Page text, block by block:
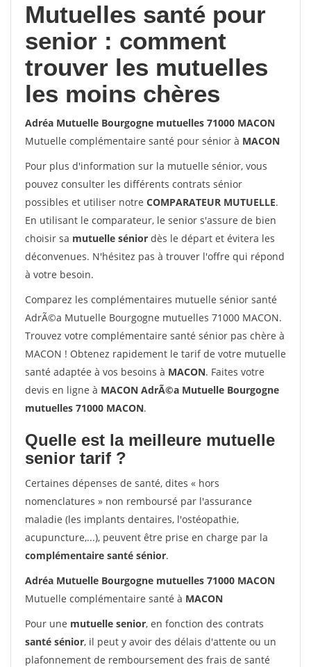
Mutuelles santé pour
senior : comment
trouver les mutuelles
les moins chères
Adréa Mutuelle Bourgogne mutuelles 71000 MACON
Mutuelle complémentaire santé pour sénior à MACON
Pour plus d'information sur la mutuelle sénior, vous
pouvez consulter les différents contrats sénior
possibles et utiliser notre COMPARATEUR MUTUELLE.
En utilisant le comparateur, le senior s'assure de bien
choisir sa mutuelle sénior dès le départ et évitera les
déconvenues. N'hésitez pas à trouver l'offre qui répond
à votre besoin.
Comparez les complémentaires mutuelle sénior santé
AdrÃ©a Mutuelle Bourgogne mutuelles 71000 MACON.
Trouvez votre complémentaire santé sénior pas chère à
MACON ! Obtenez rapidement le tarif de votre mutuelle
santé adaptée à vos besoins à MACON. Faites votre
devis en ligne à MACON AdrÃ©a Mutuelle Bourgogne
mutuelles 71000 MACON.
Quelle est la meilleure mutuelle
senior tarif ?
Certaines dépenses de santé, dites « hors
nomenclatures » non remboursé par l'assurance
maladie (les implants dentaires, l'ostéopathie,
acupuncture,...), peuvent être prise en charge par la
complémentaire santé sénior.
Adréa Mutuelle Bourgogne mutuelles 71000 MACON
Mutuelle complémentaire santé à MACON
Pour une mutuelle senior, en fonction des contrats
santé sénior, il peut y avoir des délais d'attente ou un
plafonnement de remboursement des frais de santé